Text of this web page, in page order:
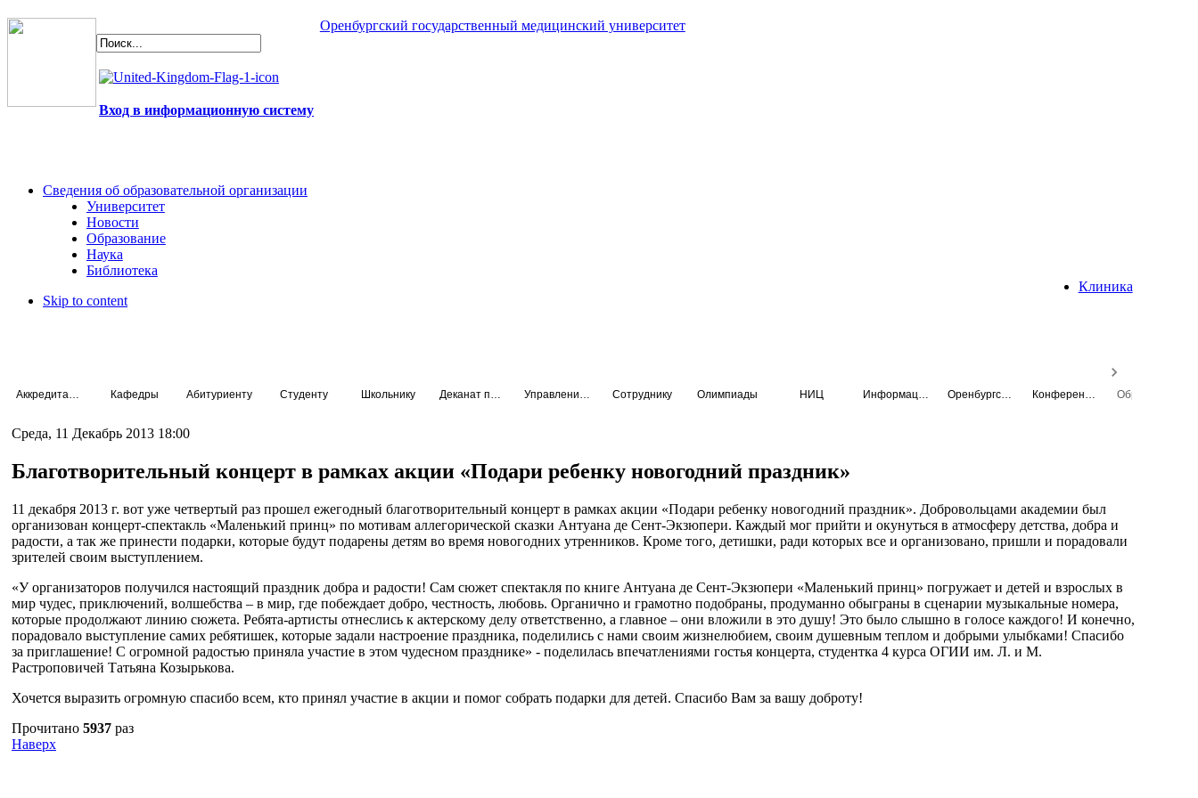
Оренбургский государственный медицинский университет
Вход в информационную систему
Сведения об образовательной организации
Университет
Новости
Образование
Наука
Библиотека
Клиника
Skip to content
Кафедры Абитуриенту Студенту Школьнику Сотруднику Олимпиады НИЦ
Среда, 11 Декабрь 2013 18:00
Благотворительный концерт в рамках акции «Подари ребенку новогодний праздник»
11 декабря 2013 г. вот уже четвертый раз прошел ежегодный благотворительный концерт в рамках акции «Подари ребенку новогодний праздник». Добровольцами академии был
организован концерт-спектакль «Маленький принц» по мотивам аллегорической сказки Антуана де Сент-Экзюпери. Каждый мог прийти и окунуться в атмосферу детства, добра и
радости, а так же принести подарки, которые будут подарены детям во время новогодних утренников. Кроме того, детишки, ради которых все и организовано, пришли и порадовали
зрителей своим выступлением.
«У организаторов получился настоящий праздник добра и радости! Сам сюжет спектакля по книге Антуана де Сент-Экзюпери «Маленький принц» погружает и детей и взрослых в
мир чудес, приключений, волшебства – в мир, где побеждает добро, честность, любовь. Органично и грамотно подобраны, продуманно обыграны в сценарии музыкальные номера,
которые продолжают линию сюжета. Ребята-артисты отнеслись к актерскому делу ответственно, а главное – они вложили в это душу! Это было слышно в голосе каждого! И конечно,
порадовало выступление самих ребятишек, которые задали настроение праздника, поделились с нами своим жизнелюбием, своим душевным теплом и добрыми улыбками! Спасибо
за приглашение! С огромной радостью приняла участие в этом чудесном празднике» - поделилась впечатлениями гостья концерта, студентка 4 курса ОГИИ им. Л. и М.
Растроповичей Татьяна Козырькова.
Хочется выразить огромную спасибо всем, кто принял участие в акции и помог собрать подарки для детей. Спасибо Вам за вашу доброту!
Прочитано 5937 раз
Наверх